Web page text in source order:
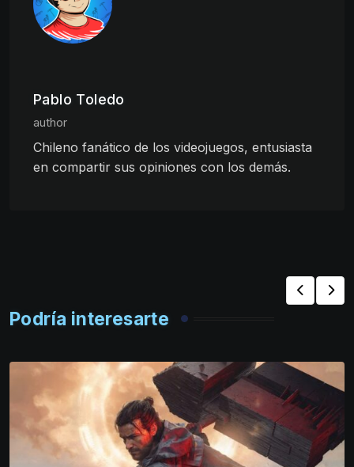
Pablo Toledo
author
Chileno fanático de los videojuegos, entusiasta
en compartir sus opiniones con los demás.
Podría interesarte